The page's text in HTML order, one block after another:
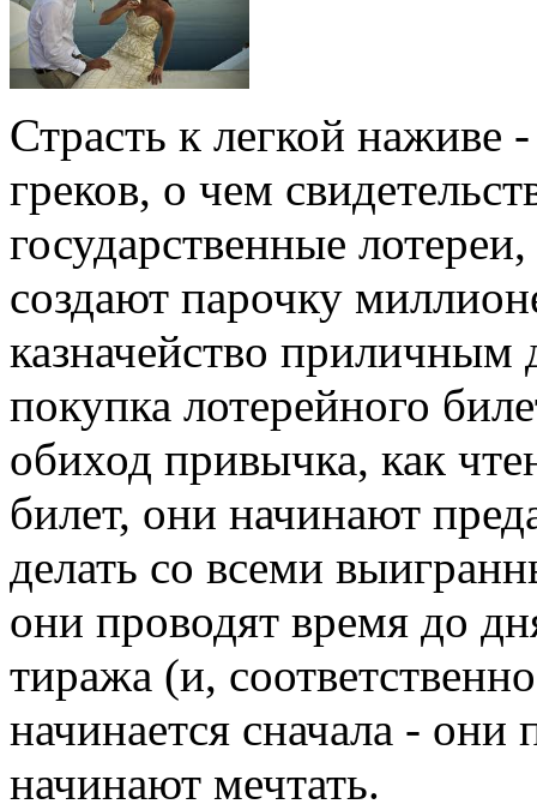
Страсть к легкой наживе
греков, о чем
государственные
создают парочку
казначейство
покупка лотерейного
обиход привычка, как
билет, они начинают
делать со всеми
они проводят время до
тиража (и,
начинается сначала -
начинают мечтать.